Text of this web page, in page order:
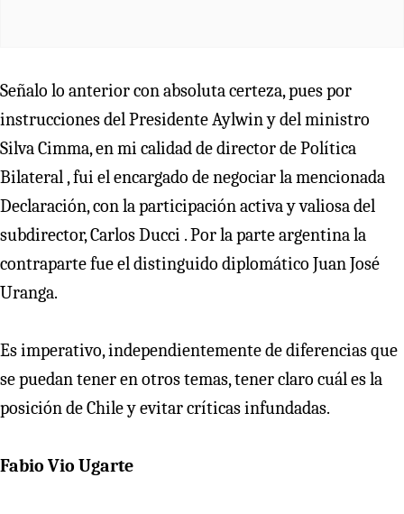
Señalo lo anterior con absoluta certeza, pues por
instrucciones del Presidente Aylwin y del ministro
Silva Cimma, en mi calidad de director de Política
Bilateral , fui el encargado de negociar la mencionada
Declaración, con la participación activa y valiosa del
subdirector, Carlos Ducci . Por la parte argentina la
contraparte fue el distinguido diplomático Juan José
Uranga.
Es imperativo, independientemente de diferencias que
se puedan tener en otros temas, tener claro cuál es la
posición de Chile y evitar críticas infundadas.
Fabio Vio Ugarte